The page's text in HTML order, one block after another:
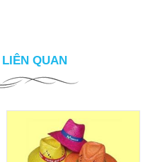
QUAN